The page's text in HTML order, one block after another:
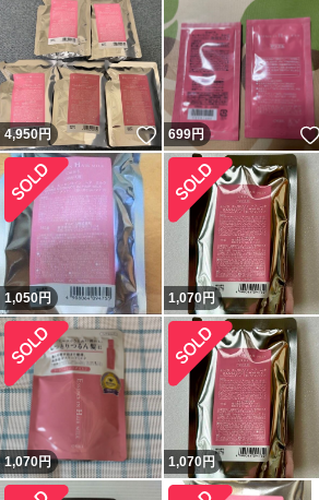
4,950円 いいね！
699円
1,050円 1,070円
1,070円 1,070円